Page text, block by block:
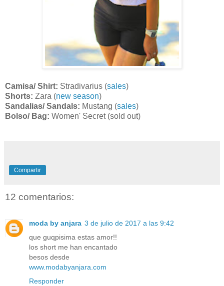
Camisa/ Shirt: Stradivarius (sales)
Shorts: Zara (new season)
Sandalias/ Sandals: Mustang (sales)
Bolso/ Bag: Women' Secret (sold out)
Compartir
12 comentarios:
moda by anjara 3 de julio de 2017 a las 9:42
que guqpisima estas amor!!
los short me han encantado
besos desde
www.modabyanjara.com
Responder